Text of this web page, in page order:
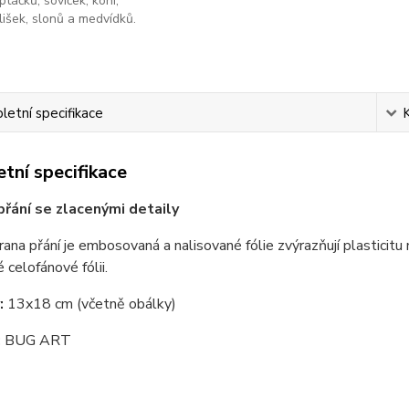
slonů a medvídků.
specifikace
specifikace
se zlacenými detaily
přání je embosovaná a nalisované fólie zvýrazňují
celofánové fólii.
13x18 cm (včetně obálky)
BUG ART